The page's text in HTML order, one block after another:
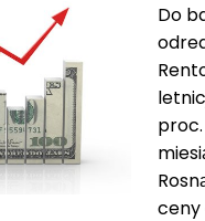
Do
ceny